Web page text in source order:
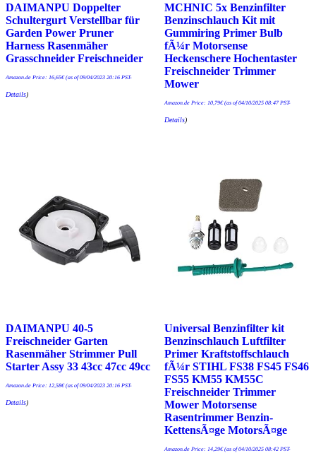
DAIMANPU Doppelter
Schultergurt Verstellbar für
Garden Power Pruner
Harness Rasenmäher
Grasschneider Freischneider
Amazon.de Price: 16,65€(as of 09/04/2023 20:16 PST-
Details)
MCHNIC 5x Benzinfilter
Benzinschlauch Kit mit
Gummiring Primer Bulb
fÃ¼r Motorsense
Heckenschere Hochentaster
Freischneider Trimmer
Mower
Amazon.de Price: 10,79€(as of 04/10/2025 08:47 PST-
Details)
DAIMANPU 40-5
Freischneider Garten
Rasenmäher Strimmer Pull
Starter Assy 33 43cc 47cc 49cc
Amazon.de Price: 12,58€(as of 09/04/2023 20:16 PST-
Details)
Universal Benzinfilter kit
Benzinschlauch Luftfilter
Primer Kraftstoffschlauch
fÃ¼r STIHL FS38 FS45 FS46
FS55 KM55 KM55C
Freischneider Trimmer
Mower Motorsense
Rasentrimmer Benzin-
KettensÃ¤ge MotorsÃ¤ge
Amazon.de Price: 14,29€(as of 04/10/2025 08:42 PST-